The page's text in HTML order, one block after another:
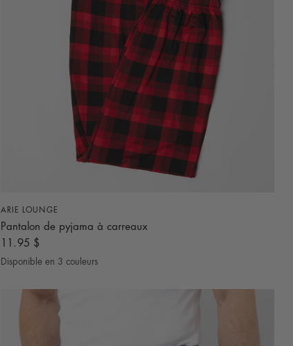
ARIE LOUNGE
Pantalon de pyjama à carreaux
11.95 $
Noir
Disponible en 3 couleurs